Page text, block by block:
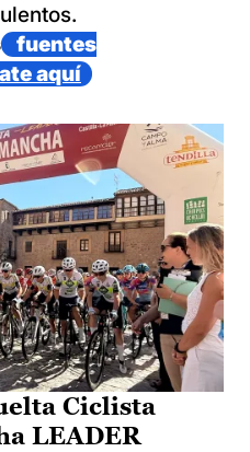
fuentes
aquí
Ciclista
LEADER